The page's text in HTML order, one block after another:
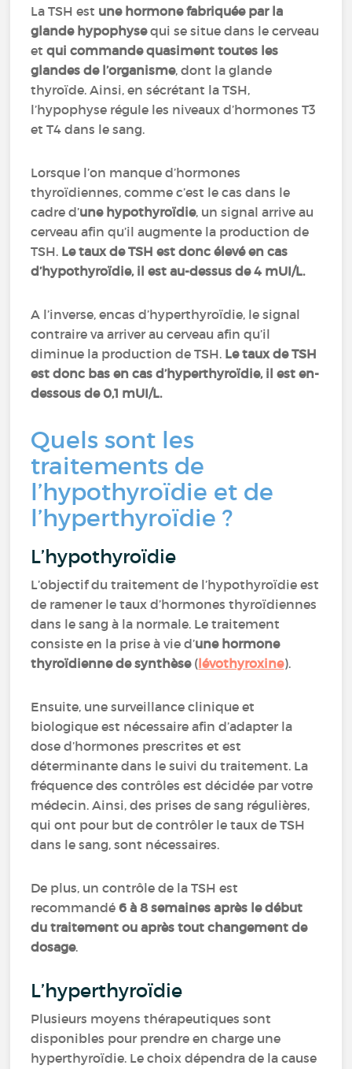
La TSH est une hormone fabriquée par la
glande hypophysequi se situe dans le cerveau
etqui commande quasiment toutes les
glandes de l’organisme, dont la glande
thyroïde. Ainsi, en sécrétant la TSH,
l’hypophyse régule les niveaux d’hormones T3
et T4 dans le sang.
Lorsque l’on manque d’hormones
thyroïdiennes, comme c’est le cas dans le
cadre d’une hypothyroïdie, un signal arrive au
cerveau afin qu’il augmente la production de
TSH. Le taux de TSH est donc élevé en cas
d’hypothyroïdie, il est au-dessus de 4 mUI/L.
A l’inverse, encas d’hyperthyroïdie, le signal
contraire va arriver au cerveau afin qu’il
diminue la production de TSH. Le taux de TSH
est donc bas en cas d’hyperthyroïdie, il est en-
dessous de 0,1 mUI/L.
Quels sont les
traitements de
l’hypothyroïdie et de
l’hyperthyroïdie ?
L’hypothyroïdie
L’objectif du traitement de l’hypothyroïdie est
de ramener le taux d’hormones thyroïdiennes
dans le sang à la normale. Le traitement
consiste en la prise à vie d’une hormone
thyroïdienne de synthèse(lévothyroxine).
Ensuite, une surveillance clinique et
biologique est nécessaire afin d’adapter la
dose d’hormones prescrites et est
déterminante dans le suivi du traitement. La
fréquence des contrôles est décidée par votre
médecin. Ainsi, des prises de sang régulières,
qui ont pour but de contrôler le taux de TSH
dans le sang, sont nécessaires.
De plus, un contrôle de la TSH est
recommandé6 à 8 semaines après le début
du traitement ou après tout changement de
dosage.
L’hyperthyroïdie
Plusieurs moyens thérapeutiques sont
disponibles pour prendre en charge une
hyperthyroïdie. Le choix dépendra de la cause